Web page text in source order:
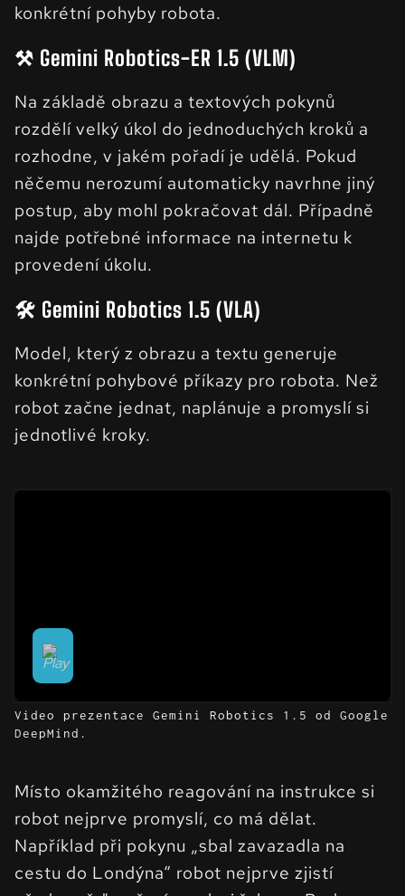
konkrétní pohyby robota.
⚒️ Gemini Robotics-ER 1.5 (VLM)
Na základě obrazu a textových pokynů
rozdělí velký úkol do jednoduchých kroků a
rozhodne, v jakém pořadí je udělá. Pokud
něčemu nerozumí automaticky navrhne jiný
postup, aby mohl pokračovat dál. Případně
najde potřebné informace na internetu k
provedení úkolu.
🛠️ Gemini Robotics 1.5 (VLA)
Model, který z obrazu a textu generuje
konkrétní pohybové příkazy pro robota. Než
robot začne jednat, naplánuje a promyslí si
jednotlivé kroky.
Video prezentace Gemini Robotics 1.5 od Google
DeepMind.
Místo okamžitého reagování na instrukce si
robot nejprve promyslí, co má dělat.
Například při pokynu „sbal zavazadla na
cestu do Londýna“ robot nejprve zjistí